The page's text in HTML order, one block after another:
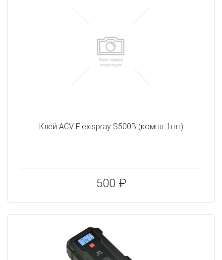
Клей ACV Flexispray S500B (компл.:1шт)
500 ₽